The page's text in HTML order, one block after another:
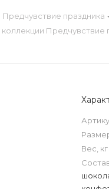
Предчувствие праздника
Предчувствие
Вес, кг